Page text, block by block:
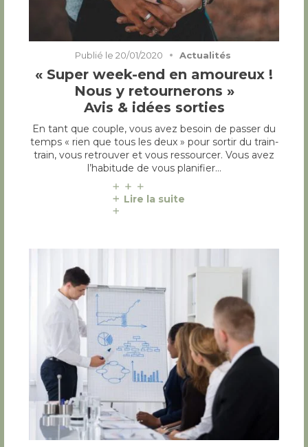
Publié le 20/01/2020 Actualités
« Super week-end en amoureux !
Nous y retournerons »
Avis & idées sorties
En tant que couple, vous avez besoin de passer du
temps « rien que tous les deux » pour sortir du train-
train, vous retrouver et vous ressourcer. Vous avez
l’habitude de vous planifier…
Lire la suite